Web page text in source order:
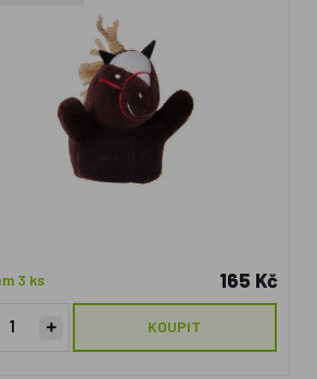
3 ks
165 Kč
KOUPIT